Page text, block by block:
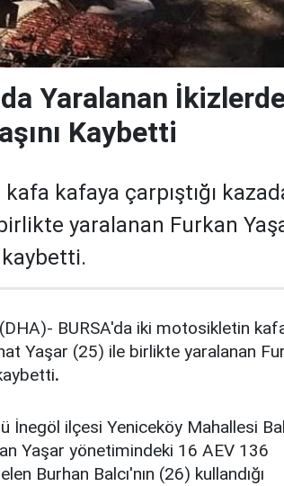
Yaralanan
Kaybetti
kafaya çarpıştığı
yaralanan Furkan
kaybetti.
BURSA'da iki motosikletin
Yaşar (25) ile birlikte yaralanan
.
İnegöl ilçesi Yeniceköy Mahallesi
Yaşar yönetimindeki 16 AEV 136
Burhan Balcı'nın (26) kullandığı